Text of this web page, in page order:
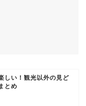
しい！観光以外の見ど
とめ